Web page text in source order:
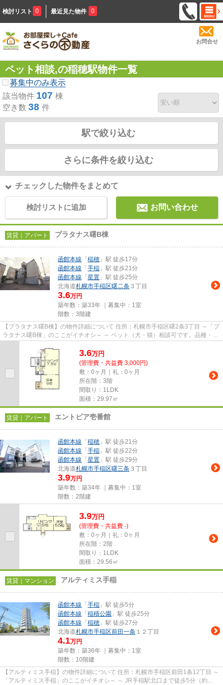
検討リスト 0 最近見た物件 0
お問合せ
ペット相談,の稲穂駅物件一覧
募集中のみ表示
該当物件 107 棟
空き数 38 件
駅で絞り込む
さらに条件を絞り込む
チェックした物件をまとめて
検討リストに追加 お問い合わせ
賃貸｜アパート プラタナス曙B棟
函館本線 「 稲穂 」駅 徒歩17分
函館本線 「 手稲 」駅 徒歩21分
函館本線 「 星置 」駅 徒歩25分
北海道札幌市手稲区曙二条 ３丁目
3.6万円
築年数：築33年 ｜募集中： 1室
階数：3階建
【プラタナス曙B棟】の物件詳細について 住所：札幌市手稲区曙2条3丁目 ～「プ
ラタナス曙B棟」のここがイチオシ～ ～ ペット（犬・猫）相談可です。品種・犬
3.6万円
(管理費・共益費 3,000円)
敷：0ヶ月｜礼：0ヶ月
所在階：3階
間取り：1LDK
面積：29.97㎡
賃貸｜アパート エントピア壱番館
函館本線 「 稲穂 」駅 徒歩21分
函館本線 「 手稲 」駅 徒歩22分
函館本線 「 星置 」駅 徒歩29分
北海道札幌市手稲区曙三条 ３丁目
3.9万円
築年数：築34年 ｜募集中： 1室
階数：2階建
3.9万円
(管理費・共益費 -)
敷：0ヶ月｜礼：0ヶ月
所在階：2階
間取り：1LDK
面積：29.56㎡
賃貸｜マンション アルティミス手稲
函館本線 「 手稲 」駅 徒歩5分
函館本線 「 稲積公園 」駅 徒歩25分
函館本線 「 稲穂 」駅 徒歩27分
北海道札幌市手稲区前田一条 １２丁目
4.1万円
築年数：築36年 ｜募集中： 1室
階数：10階建
【アルティミス手稲】の物件詳細について 住所：札幌市手稲区前田1条12丁目 ～
「アルティミス手稲」のここがイチオシ～ ～ JR手稲駅北口まで徒歩5分（約